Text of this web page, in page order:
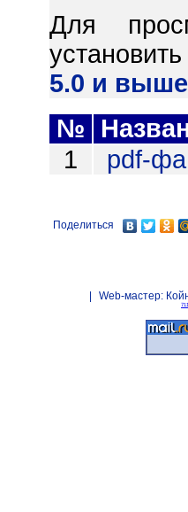
Для
5.0 и
№
1
pdf-
Поделиться
Web-мастер: